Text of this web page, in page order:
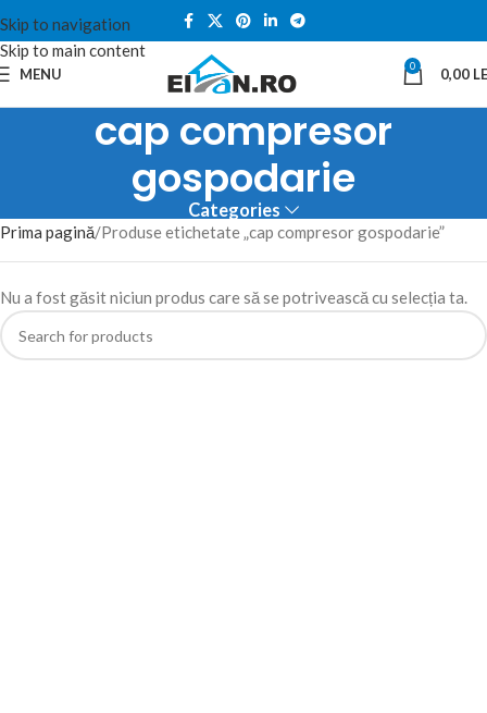
Skip to navigation
Skip to main content
MENU 0 0,00
cap compresor
gospodarie
Categories
Prima pagină Produse etichetate „cap compresor gospodarie”
Nu a fost găsit niciun produs care să se potrivească cu selecția ta.